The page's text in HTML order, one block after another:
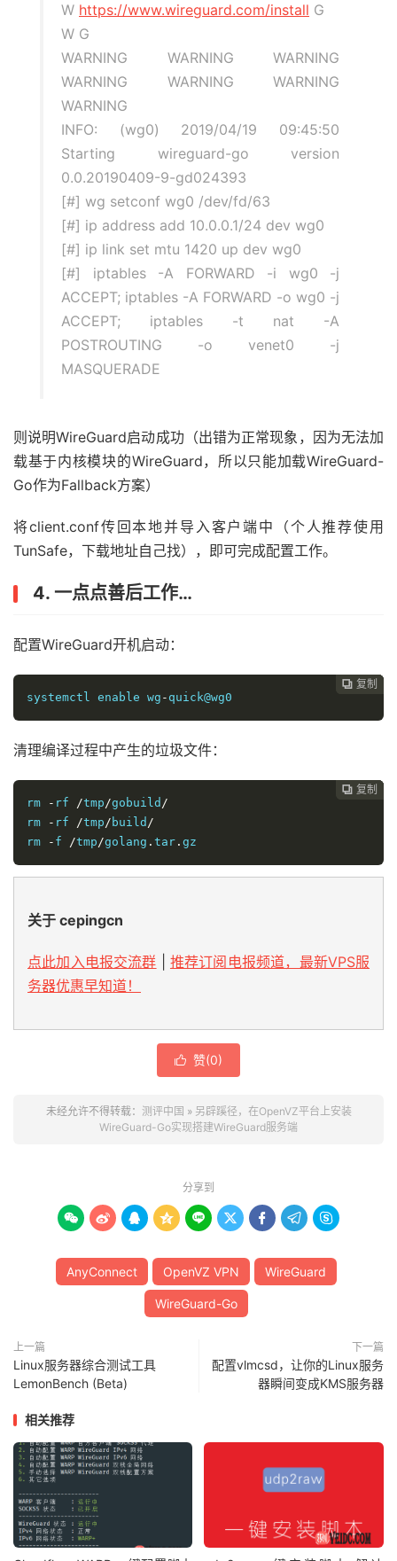
W https://www.wireguard.com/install G
W G
WARNING WARNING WARNING
WARNING WARNING WARNING
WARNING
INFO: (wg0) 2019/04/19 09:45:50
Starting wireguard-go version
0.0.20190409-9-gd024393
[#] wg setconf wg0 /dev/fd/63
[#] ip address add 10.0.0.1/24 dev wg0
[#] ip link set mtu 1420 up dev wg0
[#] iptables -A FORWARD -i wg0 -j
ACCEPT; iptables -A FORWARD -o wg0 -j
ACCEPT; iptables -t nat -A
POSTROUTING -o venet0 -j
MASQUERADE
则说明WireGuard启动成功（出错为正常现象，因为无法加
载基于内核模块的WireGuard，所以只能加载WireGuard-
Go作为Fallback方案）
将client.conf传回本地并导入客户端中（个人推荐使用
TunSafe，下载地址自己找），即可完成配置工作。
4. 一点点善后工作…
配置WireGuard开机启动：
 复制
 复制
 复制
 复制
systemctl enable wg - quick@wg0
清理编译过程中产生的垃圾文件：
 复制
 复制
 复制
rm
- rf /tmp/gobuild /
rm
- rf /tmp/ build /
rm
- f /tmp/golang . tar . gz
关于 cepingcn
点此加入电报交流群
推荐订阅电报频道，最新VPS服
务器优惠早知道！
 赞(0)
未经允许不得转载： 测评中国 » 另辟蹊径，在OpenVZ平台上安装
WireGuard-Go实现搭建WireGuard服务端
分享到
        
AnyConnect OpenVZ VPN WireGuard
WireGuard-Go
上一篇
Linux服务器综合测试工具
LemonBench (Beta)
下一篇
配置vlmcsd，让你的Linux服务
器瞬间变成KMS服务器
相关推荐